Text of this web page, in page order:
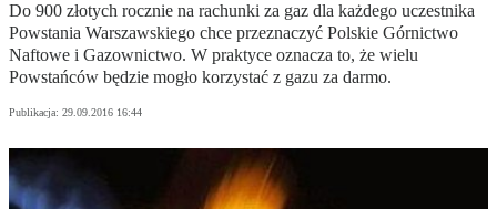
Do 900 złotych rocznie na rachunki za gaz dla każdego uczestnika
Powstania Warszawskiego chce przeznaczyć Polskie Górnictwo
Naftowe i Gazownictwo. W praktyce oznacza to, że wielu
Powstańców będzie mogło korzystać z gazu za darmo.
Publikacja: 29.09.2016 16:44